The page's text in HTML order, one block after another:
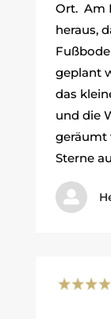
Ort. Am
heraus,
geplant
das
und die
geräumt
Sterne
